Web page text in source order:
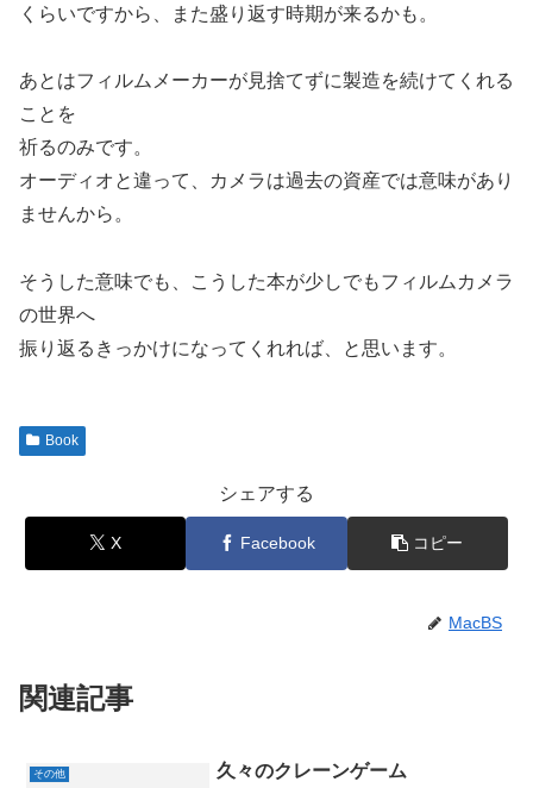
くらいですから、また盛り返す時期が来るかも。
あとはフィルムメーカーが見捨てずに製造を続けてくれる
ことを
祈るのみです。
オーディオと違って、カメラは過去の資産では意味があり
ませんから。
そうした意味でも、こうした本が少しでもフィルムカメラ
の世界へ
振り返るきっかけになってくれれば、と思います。
Book
シェアする
X Facebook コピー
MacBS
関連記事
その他 久々のクレーンゲーム